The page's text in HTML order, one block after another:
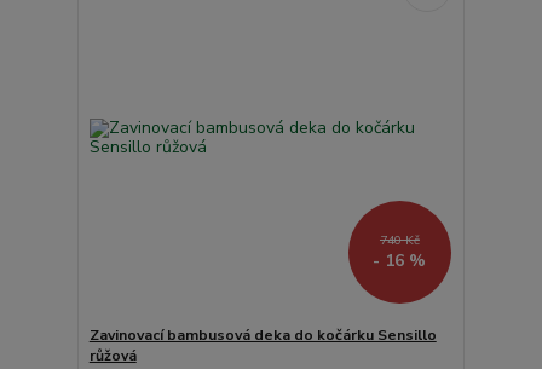
740 Kč
- 16 %
Zavinovací bambusová deka do kočárku Sensillo
růžová